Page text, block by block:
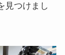
見つけまし